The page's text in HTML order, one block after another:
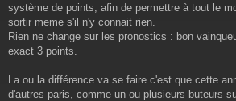
système de points, afin de permettre à tout le
sortir meme s'il n'y connait rien.
Rien ne change sur les pronostics : bon
exact 3 points.
La ou la différence va se faire c'est que cette
d'autres paris, comme un ou plusieurs buteurs